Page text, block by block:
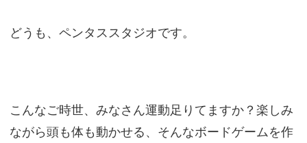
どうも、ペンタススタジオです。
こんなご時世、みなさん運動足りてますか？楽しみ
ながら頭も体も動かせる、そんなボードゲームを作